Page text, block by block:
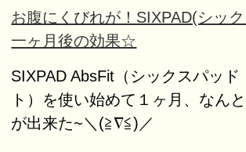
お腹にくびれが！SIXPAD(シッ
一ヶ月後の効果☆
SIXPAD AbsFit（シックスパッド
ト）を使い始めて１ヶ月、なんと
が出来た~＼(≧∇≦)／